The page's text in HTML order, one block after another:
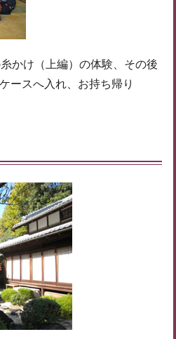
かけ（上編）の体験、その後
ースへ入れ、お持ち帰り